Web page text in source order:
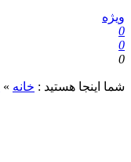
ویژه
0
0
0
شما اینجا هستید : خانه »